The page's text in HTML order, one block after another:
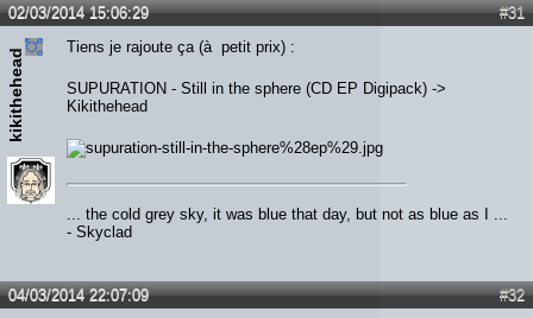
#31
02/03/2014 15:06:29
kikithehead
Tiens je rajoute ça (à petit prix) :
SUPURATION - Still in the sphere (CD EP Digipack) ->
Kikithehead
... the cold grey sky, it was blue that day, but not as blue as I ...
- Skyclad
#32
04/03/2014 22:07:09